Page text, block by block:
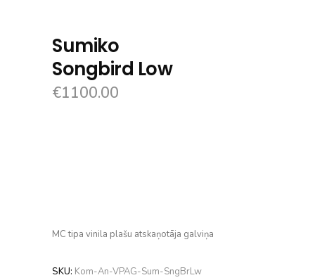
Sumiko
Songbird Low
€1100.00
MC tipa vinila plašu atskaņotāja galviņa
SKU: Kom-An-VPAG-Sum-SngBrLw